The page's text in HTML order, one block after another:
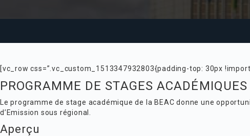
[vc_row css=”.vc_custom_1513347932803{padding-top: 30px
PROGRAMME DE STAGES
Le programme de stage académique de la BEAC donne une
d’Emission sous régional.
Aperçu